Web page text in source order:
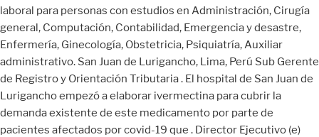
laboral para personas con estudios en Administración, Cirugía
general, Computación, Contabilidad, Emergencia y desastre,
Enfermería, Ginecología, Obstetricia, Psiquiatría, Auxiliar
administrativo. San Juan de Lurigancho, Lima, Perú Sub Gerente
de Registro y Orientación Tributaria . El hospital de San Juan de
Lurigancho empezó a elaborar ivermectina para cubrir la
demanda existente de este medicamento por parte de
pacientes afectados por covid-19 que . Director Ejecutivo (e)